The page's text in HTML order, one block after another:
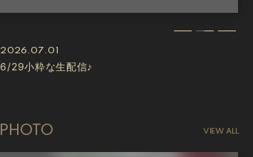
2026.07.01
6/29小粋な生配信♪
PHOTO VIEW ALL